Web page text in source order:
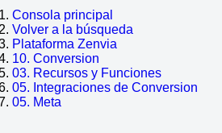
Consola principal
Volver a la búsqueda
Plataforma Zenvia
10. Conversion
03. Recursos y Funciones
05. Integraciones de Conversion
05. Meta